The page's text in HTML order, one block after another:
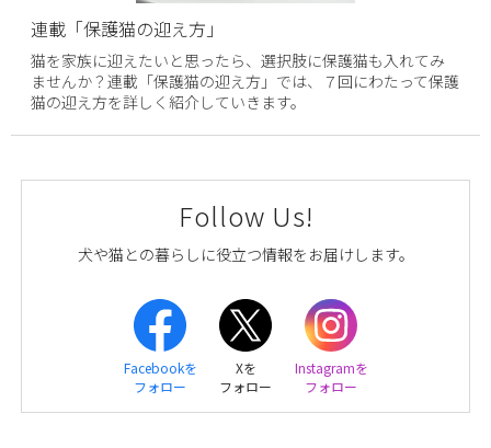
連載「保護猫の迎え方」
猫を家族に迎えたいと思ったら、選択肢に保護猫も入れてみ
ませんか？連載「保護猫の迎え方」では、７回にわたって保護
猫の迎え方を詳しく紹介していきます。
Follow Us!
犬や猫との暮らしに役立つ情報をお届けします。
Facebookを
フォロー
Xを
フォロー
Instagramを
フォロー